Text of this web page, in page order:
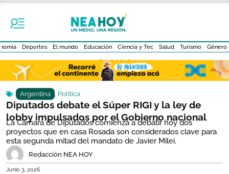
Deportes El mundo Educación Ciencia y Tec Salud Turismo Género
- Publicidad -
Argentina , Política
Diputados debate el Súper RIGI y la ley de
lobby impulsados por el Gobierno nacional
La Cámara de Diputados comienza a debatir hoy dos
proyectos que en casa Rosada son considerados clave para
esta segunda mitad del mandato de Javier Milei.
Redacción NEA HOY
Junio 3, 2026